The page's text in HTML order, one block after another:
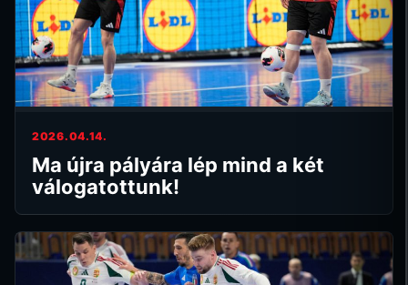
2026.04.14.
Ma újra pályára lép mind a két
válogatottunk!